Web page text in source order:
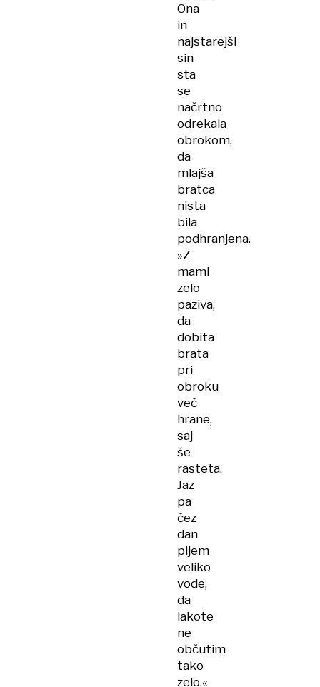
Ona
in
najstarejši
sin
sta
se
načrtno
odrekala
obrokom,
da
mlajša
bratca
nista
bila
podhranjena.
»Z
mami
zelo
paziva,
da
dobita
brata
pri
obroku
več
hrane,
saj
še
rasteta.
Jaz
pa
čez
dan
pijem
veliko
vode,
da
lakote
ne
občutim
tako
zelo,«